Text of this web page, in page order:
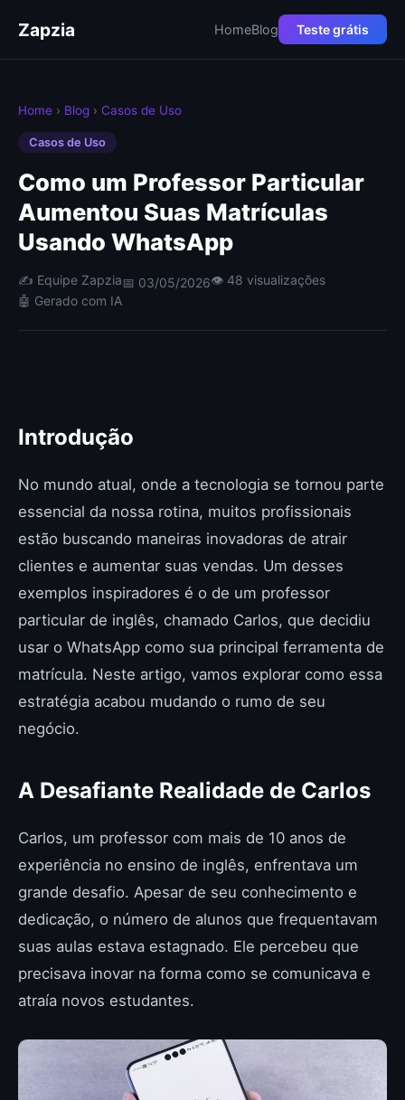
Zapzia HomeBlog Teste grátis
Home › Blog › Casos de Uso
Casos de Uso
Como um Professor Particular
Aumentou Suas Matrículas
Usando WhatsApp
✍️ Equipe Zapzia📅 03/05/2026👁 48 visualizações
🤖 Gerado com IA
Introdução
No mundo atual, onde a tecnologia se tornou parte
essencial da nossa rotina, muitos profissionais
estão buscando maneiras inovadoras de atrair
clientes e aumentar suas vendas. Um desses
exemplos inspiradores é o de um professor
particular de inglês, chamado Carlos, que decidiu
usar o WhatsApp como sua principal ferramenta de
matrícula. Neste artigo, vamos explorar como essa
estratégia acabou mudando o rumo de seu
negócio.
A Desafiante Realidade de Carlos
Carlos, um professor com mais de 10 anos de
experiência no ensino de inglês, enfrentava um
grande desafio. Apesar de seu conhecimento e
dedicação, o número de alunos que frequentavam
suas aulas estava estagnado. Ele percebeu que
precisava inovar na forma como se comunicava e
atraía novos estudantes.